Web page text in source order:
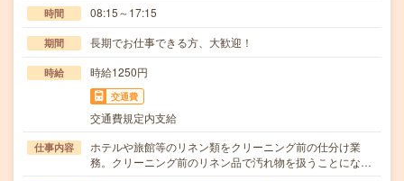
時間 08:15～17:15
期間 長期でお仕事できる方、大歓迎！
時給 時給1250円
交通費
交通費規定内支給
仕事内容
ホテルや旅館等のリネン類をクリーニング前の仕分け業
務。クリーニング前のリネン品で汚れ物を扱うことにな…